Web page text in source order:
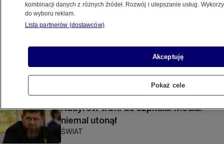
Ponad 50 stopni. Najwyższa
temperatura w historii kraju
Kadyrow trafił do szpitala. Media:
niemal utonął
ŚWIAT
kombinacji danych z różnych źródeł. Rozwój i ulepszanie usług.
do wyboru reklam.
Lista partnerów (dostawców)
Akceptuję
Pokaż cele